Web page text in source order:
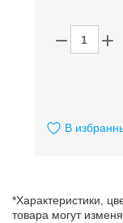
В
*Характеристики,
товара могут